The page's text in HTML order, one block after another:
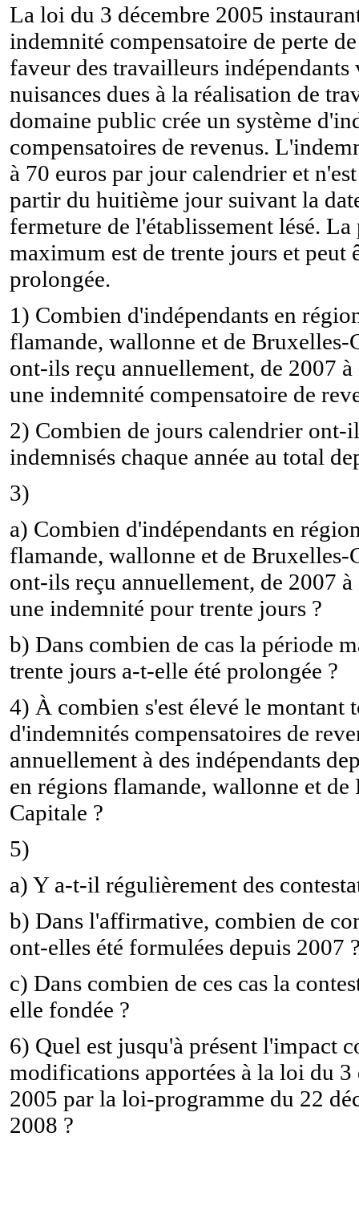
La loi du 3 décembre 2005
indemnité compensatoire de perte
faveur des travailleurs indépendants
nuisances dues à la réalisation de
domaine public crée un système
compensatoires de revenus.
à 70 euros par jour calendrier et
partir du huitième jour suivant la
fermeture de l'établissement lésé. La
maximum est de trente jours et peut
prolongée.
1) Combien d'indépendants en
flamande, wallonne et de Bruxelles-
ont-ils reçu annuellement, de 2007 à
une indemnité compensatoire de
2) Combien de jours calendrier ont-
indemnisés chaque année au total
3)
a) Combien d'indépendants en
flamande, wallonne et de Bruxelles-
ont-ils reçu annuellement, de 2007 à
une indemnité pour trente jours ?
b) Dans combien de cas la période
trente jours a-t-elle été prolongée ?
4) À combien s'est élevé le montant
d'indemnités compensatoires de
annuellement à des indépendants
en régions flamande, wallonne et
Capitale ?
5)
a) Y a-t-il régulièrement des
b) Dans l'affirmative, combien de
ont-elles été formulées depuis 2007
c) Dans combien de ces cas la
elle fondée ?
6) Quel est jusqu'à présent l'impact
modifications apportées à la loi du 3
2005 par la loi-programme du 22
2008 ?